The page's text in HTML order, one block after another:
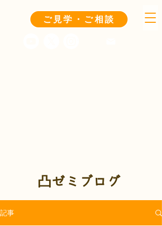
ご見学・ご相談
凸ゼミブログ
記事